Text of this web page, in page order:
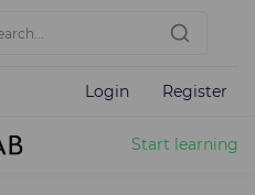
Login Register
Start learning